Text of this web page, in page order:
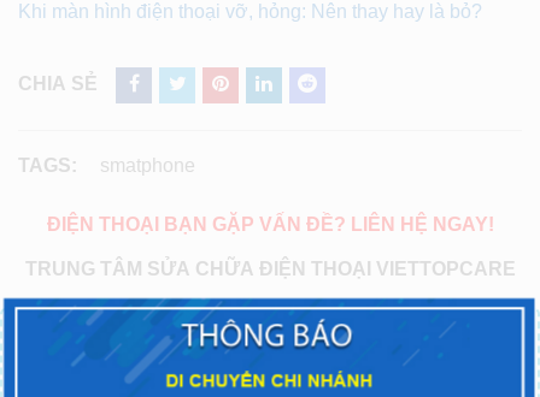
Khi màn hình điện thoại vỡ, hỏng: Nên thay hay là bỏ?
CHIA SẺ
TAGS: smatphone
ĐIỆN THOẠI BẠN GẶP VẤN ĐỀ? LIÊN HỆ NGAY!
TRUNG TÂM SỬA CHỮA ĐIỆN THOẠI VIETTOPCARE
Chi nhánh miền Bắc:
CN5:
123C Thụy Khuê, Tây Hồ, Hà Nội